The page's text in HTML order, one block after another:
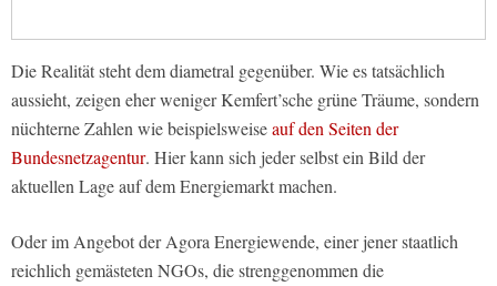
Die Realität steht dem diametral gegenüber. Wie es tatsächlich
aussieht, zeigen eher weniger Kemfert’sche grüne Träume, sondern
nüchterne Zahlen wie beispielsweiseauf den Seiten der
Bundesnetzagentur. Hier kann sich jeder selbst ein Bild der
aktuellen Lage auf dem Energiemarkt machen.
Oder im Angebot der Agora Energiewende, einer jener staatlich
reichlich gemästeten NGOs, die strenggenommen die